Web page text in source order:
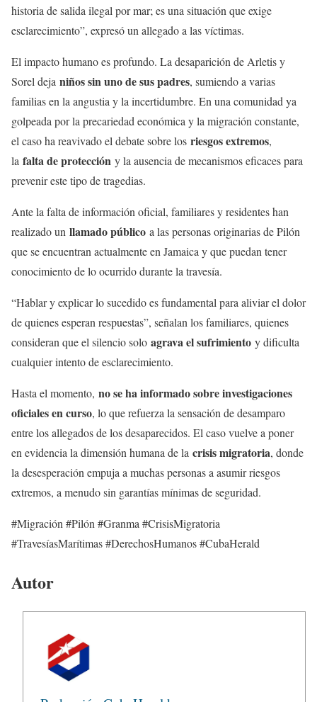
historia de salida ilegal por mar; es una situación que exige
esclarecimiento”, expresó un allegado a las víctimas.
El impacto humano es profundo. La desaparición de Arletis y
Sorel deja niños sin uno de sus padres, sumiendo a varias
familias en la angustia y la incertidumbre. En una comunidad ya
golpeada por la precariedad económica y la migración constante,
el caso ha reavivado el debate sobre los riesgos extremos,
la falta de protección y la ausencia de mecanismos eficaces para
prevenir este tipo de tragedias.
Ante la falta de información oficial, familiares y residentes han
realizado un llamado público a las personas originarias de Pilón
que se encuentran actualmente en Jamaica y que puedan tener
conocimiento de lo ocurrido durante la travesía.
“Hablar y explicar lo sucedido es fundamental para aliviar el dolor
de quienes esperan respuestas”, señalan los familiares, quienes
consideran que el silencio solo agrava el sufrimiento y dificulta
cualquier intento de esclarecimiento.
Hasta el momento, no se ha informado sobre investigaciones
oficiales en curso, lo que refuerza la sensación de desamparo
entre los allegados de los desaparecidos. El caso vuelve a poner
en evidencia la dimensión humana de la crisis migratoria, donde
la desesperación empuja a muchas personas a asumir riesgos
extremos, a menudo sin garantías mínimas de seguridad.
#Migración #Pilón #Granma #CrisisMigratoria
#TravesíasMarítimas #DerechosHumanos #CubaHerald
Autor